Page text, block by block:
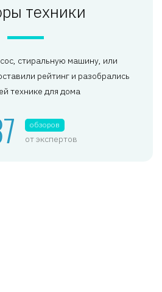
техники
стиральную машину, или
рейтинг и разобрались
технике для дома
обзоров
от экспертов